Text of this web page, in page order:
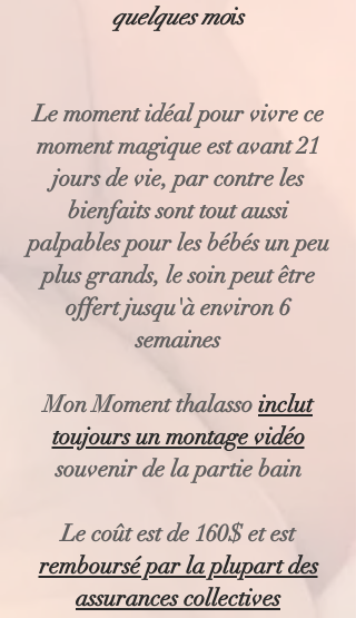
quelques mois
Le moment idéal pour vivre ce
moment magique est avant 21
jours de vie, par contre les
bienfaits sont tout aussi
palpables pour les bébés un peu
plus grands, le soin peut être
offert jusqu'à environ 6
semaines
Mon Moment thalassoinclut
toujours un montage vidéo
souvenir de la partie bain
Le coût est de 160$ et est
remboursé par la plupart des
assurances collectives